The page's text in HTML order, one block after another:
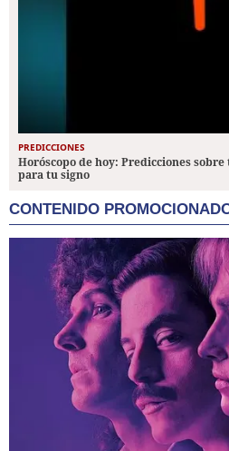
PREDICCIONES
Horóscopo de hoy: Predicciones
para tu signo
CONTENIDO